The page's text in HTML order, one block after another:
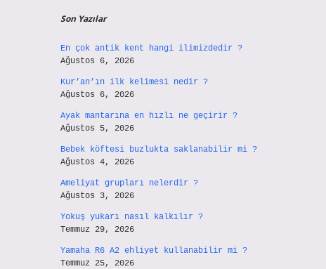
Son Yazılar
En çok antik kent hangi ilimizdedir ?
Ağustos 6, 2026
Kur’an’ın ilk kelimesi nedir ?
Ağustos 6, 2026
Ayak mantarına en hızlı ne geçirir ?
Ağustos 5, 2026
Bebek köftesi buzlukta saklanabilir mi ?
Ağustos 4, 2026
Ameliyat grupları nelerdir ?
Ağustos 3, 2026
Yokuş yukarı nasıl kalkılır ?
Temmuz 29, 2026
Yamaha R6 A2 ehliyet kullanabilir mi ?
Temmuz 25, 2026